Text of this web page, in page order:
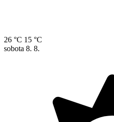
26 °C 15 °C
sobota 8. 8.